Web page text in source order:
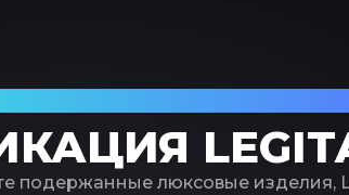
подержанные люксовые изделия,